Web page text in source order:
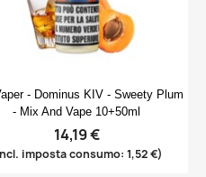
Create new list
Anteprima
- Dominus KIV - Sweety Plum
- Mix And Vape 10+50ml
14,19 €
imposta consumo: 1,52 €)